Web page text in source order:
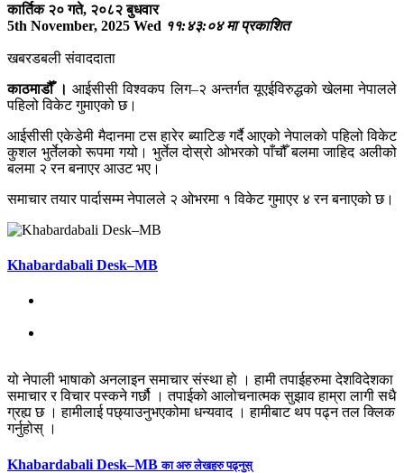
कार्तिक २० गते, २०८२ बुधवार
5th November, 2025 Wed ११:४३:०४ मा प्रकाशित
खबरडबली संवाददाता
काठमाडौँ ।आईसीसी विश्वकप लिग–२ अन्तर्गत यूएईविरुद्धको खेलमा नेपालले
पहिलो विकेट गुमाएको छ।
आईसीसी एकेडेमी मैदानमा टस हारेर ब्याटिङ गर्दै आएको नेपालको पहिलो विकेट
कुशल भुर्तेलको रूपमा गयो। भुर्तेल दोस्रो ओभरको पाँचौँ बलमा जाहिद अलीको
बलमा २ रन बनाएर आउट भए।
समाचार तयार पार्दासम्म नेपालले २ ओभरमा १ विकेट गुमाएर ४ रन बनाएको छ।
Khabardabali Desk–MB
यो नेपाली भाषाको अनलाइन समाचार संस्था हो । हामी तपाईहरुमा देशविदेशका
समाचार र विचार पस्कने गर्छौ । तपाईको आलोचनात्मक सुझाव हाम्रा लागी सधै
ग्रह्य छ । हामीलाई पछ्याउनुभएकोमा धन्यवाद । हामीबाट थप पढ्न तल क्लिक
गर्नुहोस् ।
Khabardabali Desk–MBका अरु लेखहरु पढ्नुस्